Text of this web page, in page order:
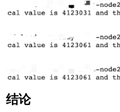
结论